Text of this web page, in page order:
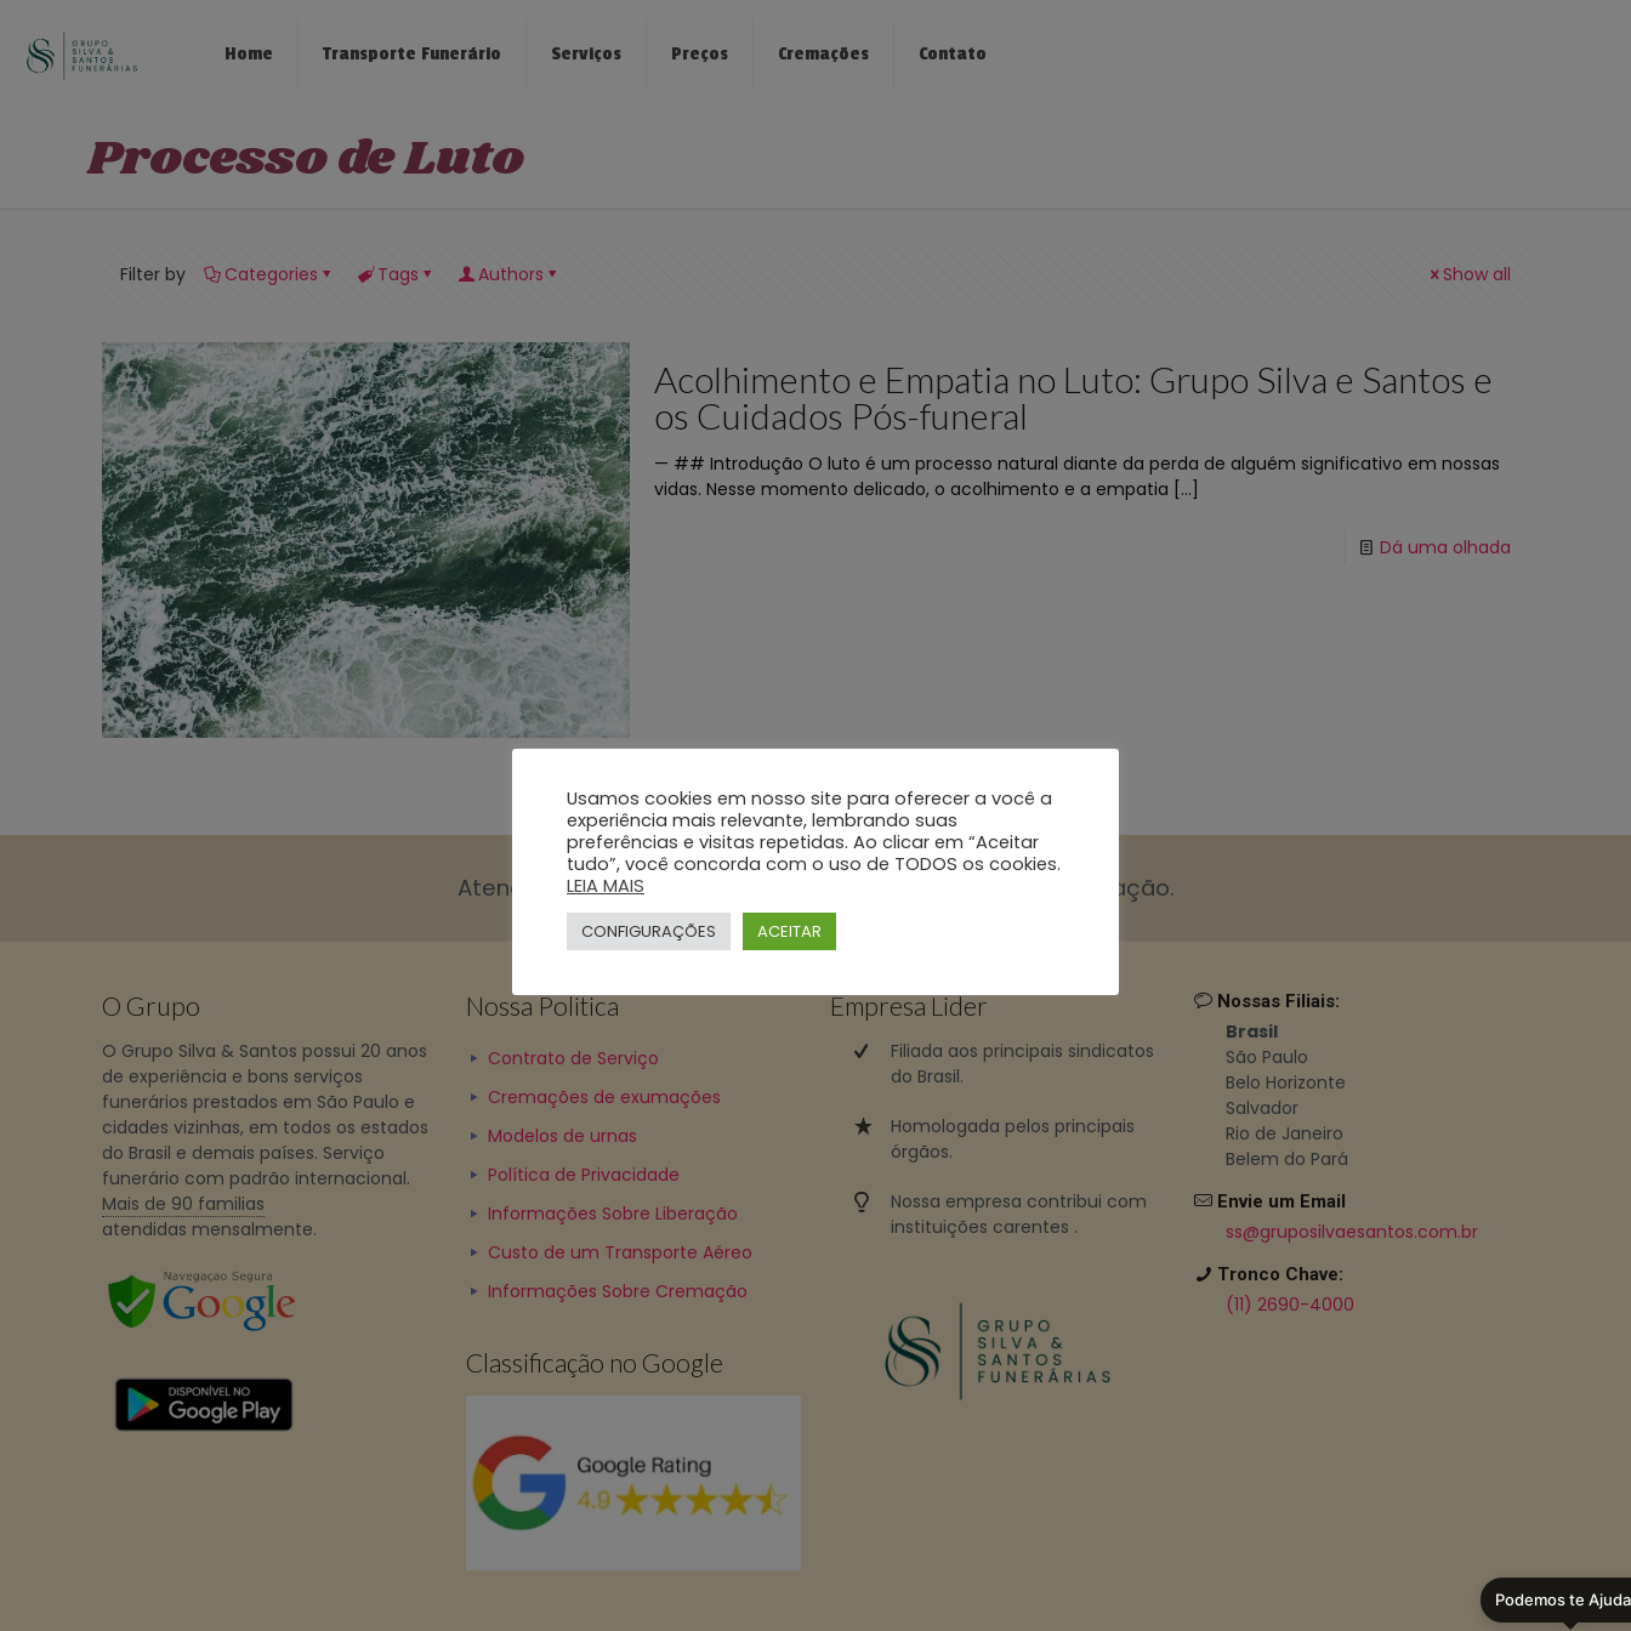
Home Transporte Funerário Serviços Preços Cremações Contato
Processo de Luto
Filter by Categories Tags Authors Show all
Acolhimento e Empatia no Luto: Grupo Silva e Santos e
os Cuidados Pós-funeral
— ## Introdução O luto é um processo natural diante da perda de alguém significativo em nossas
vidas. Nesse momento delicado, o acolhimento e a empatia […]
Dá uma olhada
Atendimento 24 horas ligue e faça uma cotação.
O Grupo
O Grupo Silva & Santos possui 20 anos
de experiência e bons serviços
funerários prestados em São Paulo e
cidades vizinhas, em todos os estados
do Brasil e demais países. Serviço
funerário com padrão internacional.
Mais de 90 familias
atendidas mensalmente.
Nossa Politica
Contrato de Serviço
Cremações de exumações
Modelos de urnas
Política de Privacidade
Informações Sobre Liberação
Custo de um Transporte Aéreo
Informações Sobre Cremação
Classificação no Google
Empresa Lider
Filiada aos principais sindicatos
do Brasil.
Homologada pelos principais
órgãos.
Nossa empresa contribui com
instituições carentes .
Nossas Filiais:
Brasil
São Paulo
Belo Horizonte
Salvador
Rio de Janeiro
Belem do Pará
Envie um Email
ss@gruposilvaesantos.com.br
Tronco Chave:
(11) 2690-4000
Usamos cookies em nosso site para oferecer a você a
experiência mais relevante, lembrando suas
preferências e visitas repetidas. Ao clicar em “Aceitar
tudo”, você concorda com o uso de TODOS os cookies.
LEIA MAIS
CONFIGURAÇÕES ACEITAR
Podemos te